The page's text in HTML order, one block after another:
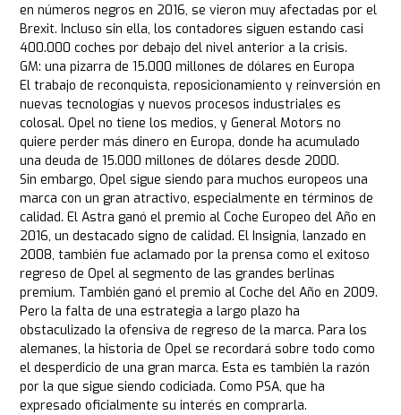
en números negros en 2016, se vieron muy afectadas por el
Brexit. Incluso sin ella, los contadores siguen estando casi
400.000 coches por debajo del nivel anterior a la crisis.
GM: una pizarra de 15.000 millones de dólares en Europa
El trabajo de reconquista, reposicionamiento y reinversión en
nuevas tecnologías y nuevos procesos industriales es
colosal. Opel no tiene los medios, y General Motors no
quiere perder más dinero en Europa, donde ha acumulado
una deuda de 15.000 millones de dólares desde 2000.
Sin embargo, Opel sigue siendo para muchos europeos una
marca con un gran atractivo, especialmente en términos de
calidad. El Astra ganó el premio al Coche Europeo del Año en
2016, un destacado signo de calidad. El Insignia, lanzado en
2008, también fue aclamado por la prensa como el exitoso
regreso de Opel al segmento de las grandes berlinas
premium. También ganó el premio al Coche del Año en 2009.
Pero la falta de una estrategia a largo plazo ha
obstaculizado la ofensiva de regreso de la marca. Para los
alemanes, la historia de Opel se recordará sobre todo como
el desperdicio de una gran marca. Esta es también la razón
por la que sigue siendo codiciada. Como PSA, que ha
expresado oficialmente su interés en comprarla.